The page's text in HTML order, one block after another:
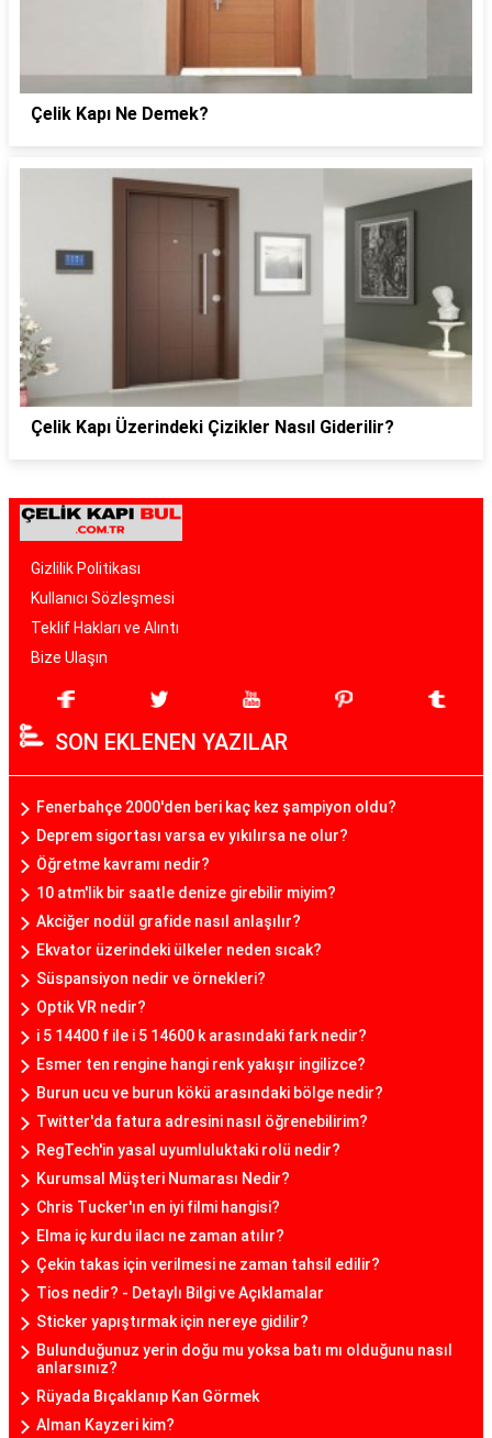
Çelik Kapı Ne Demek?
Çelik Kapı Üzerindeki Çizikler Nasıl Giderilir?
Gizlilik Politikası
Kullanıcı Sözleşmesi
Teklif Hakları ve Alıntı
Bize Ulaşın
SON EKLENEN YAZILAR
Fenerbahçe 2000'den beri kaç kez şampiyon oldu?
Deprem sigortası varsa ev yıkılırsa ne olur?
Öğretme kavramı nedir?
10 atm'lik bir saatle denize girebilir miyim?
Akciğer nodül grafide nasıl anlaşılır?
Ekvator üzerindeki ülkeler neden sıcak?
Süspansiyon nedir ve örnekleri?
Optik VR nedir?
i 5 14400 f ile i 5 14600 k arasındaki fark nedir?
Esmer ten rengine hangi renk yakışır ingilizce?
Burun ucu ve burun kökü arasındaki bölge nedir?
Twitter'da fatura adresini nasıl öğrenebilirim?
RegTech'in yasal uyumluluktaki rolü nedir?
Kurumsal Müşteri Numarası Nedir?
Chris Tucker'ın en iyi filmi hangisi?
Elma iç kurdu ilacı ne zaman atılır?
Çekin takas için verilmesi ne zaman tahsil edilir?
Tios nedir? - Detaylı Bilgi ve Açıklamalar
Sticker yapıştırmak için nereye gidilir?
Bulunduğunuz yerin doğu mu yoksa batı mı olduğunu nasıl
anlarsınız?
Rüyada Bıçaklanıp Kan Görmek
Alman Kayzeri kim?